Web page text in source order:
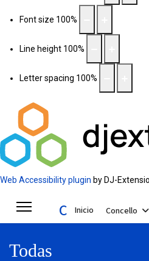
Font size 100%
Line height 100%
Letter spacing 100%
Web Accessibility plugin by DJ-
Concello de
Inicio Concello
Todas